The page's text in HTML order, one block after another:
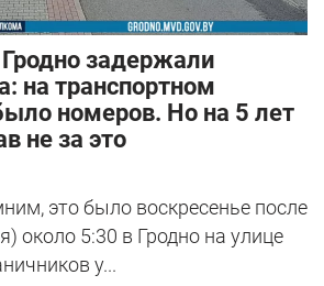
задержали
на транспортном
номеров. Но на 5 лет
не за это
это было воскресенье после
около 5:30 в Гродно на улице
у...